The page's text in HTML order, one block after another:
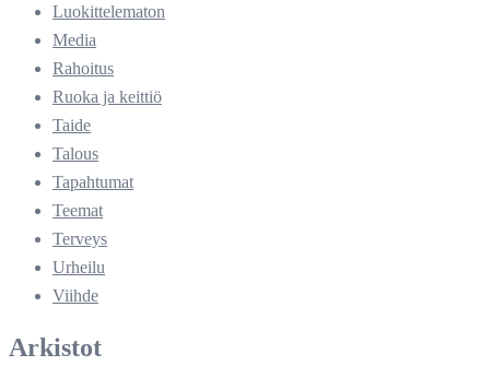
Luokittelematon
Media
Rahoitus
Ruoka ja keittiö
Taide
Talous
Tapahtumat
Teemat
Terveys
Urheilu
Viihde
Arkistot